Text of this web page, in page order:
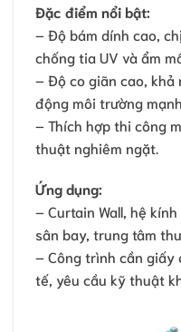
Đặc điểm nổi bật:
– Độ bám dính cao,
chống tia UV và ẩm
– Độ co giãn cao, khả
động môi trường mạnh.
– Thích hợp thi công
thuật nghiêm ngặt.
Ứng dụng:
– Curtain Wall, hệ
sân bay, trung tâm
– Công trình cần giấy
tế, yêu cầu kỹ thuật